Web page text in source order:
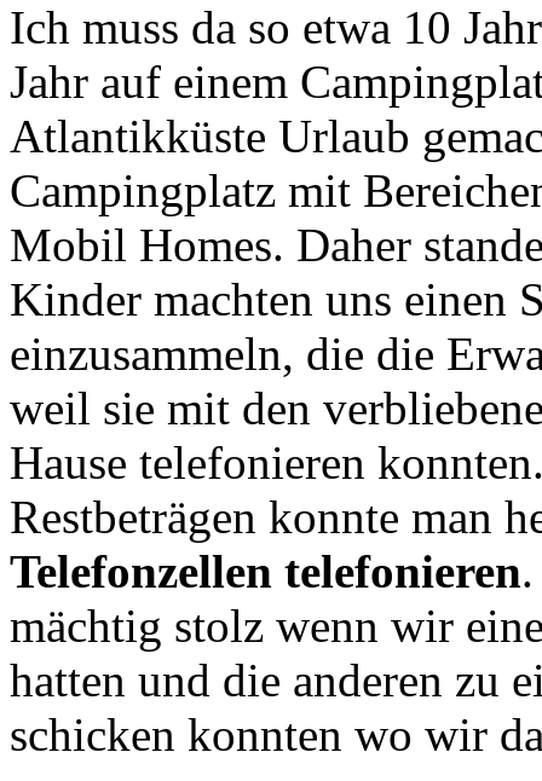
Ich muss da so etwa 10
Jahr auf einem
Atlantikküste Urlaub
Campingplatz mit
Mobil Homes. Daher
Kinder machten uns einen
einzusammeln, die die
weil sie mit den
Hause telefonieren
Restbeträgen konnte man
Telefonzellen telefonieren
mächtig stolz wenn wir
hatten und die anderen zu
schicken konnten wo wir